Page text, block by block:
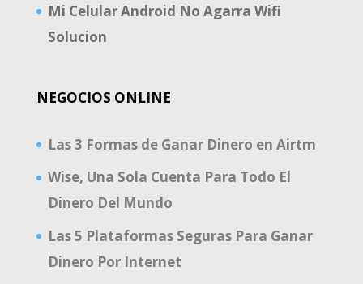
Mi Celular Android No Agarra Wifi
Solucion
NEGOCIOS ONLINE
Las 3 Formas de Ganar Dinero en Airtm
Wise, Una Sola Cuenta Para Todo El
Dinero Del Mundo
Las 5 Plataformas Seguras Para Ganar
Dinero Por Internet